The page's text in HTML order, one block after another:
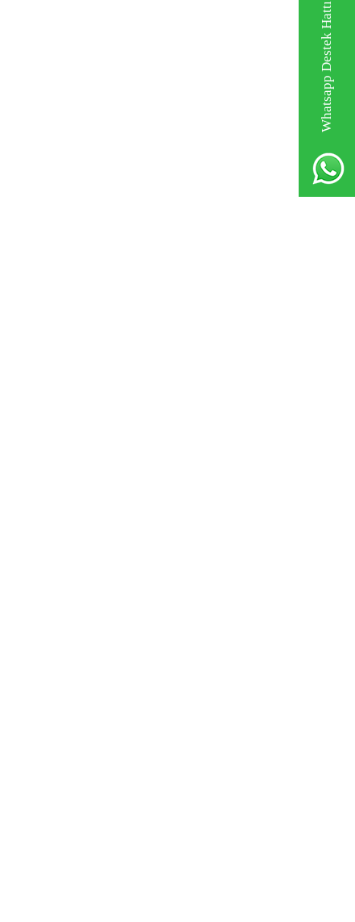
Whatsapp Destek Hattı